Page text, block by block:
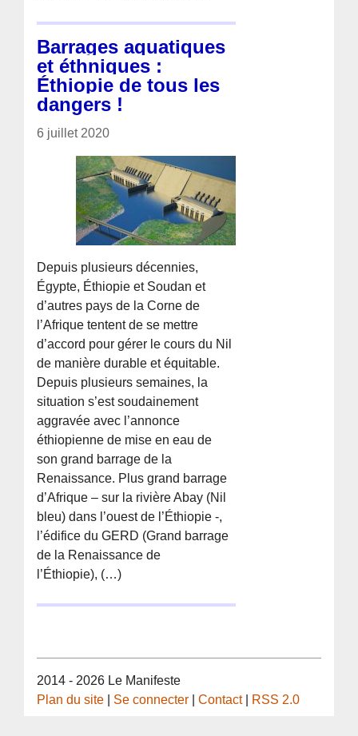
Barrages aquatiques
et éthniques :
Éthiopie de tous les
dangers !
6 juillet 2020
Depuis plusieurs décennies,
Égypte, Éthiopie et Soudan et
d’autres pays de la Corne de
l’Afrique tentent de se mettre
d’accord pour gérer le cours du Nil
de manière durable et équitable.
Depuis plusieurs semaines, la
situation s’est soudainement
aggravée avec l’annonce
éthiopienne de mise en eau de
son grand barrage de la
Renaissance. Plus grand barrage
d’Afrique – sur la rivière Abay (Nil
bleu) dans l’ouest de l’Éthiopie -,
l’édifice du GERD (Grand barrage
de la Renaissance de
l’Éthiopie), (…)
2014 - 2026 Le Manifeste
Plan du site
Se connecter |Contact| RSS 2.0